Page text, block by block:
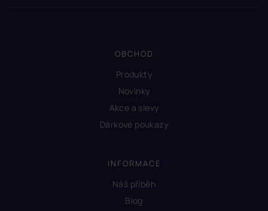
OBCHOD
Produkty
Novinky
Akce a slevy
Dárkové poukazy
INFORMACE
Náš příběh
Blog